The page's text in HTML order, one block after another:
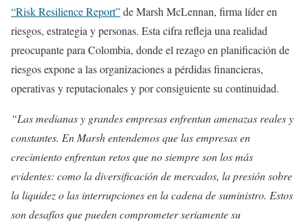
“Risk Resilience Report”de Marsh McLennan, firma líder en
riesgos, estrategia y personas. Esta cifra refleja una realidad
preocupante para Colombia, donde el rezago en planificación de
riesgos expone a las organizaciones a pérdidas financieras,
operativas y reputacionales y por consiguiente su continuidad.
“Las medianas y grandes empresas enfrentan amenazas reales y
constantes. En Marsh entendemos que las empresas en
crecimiento enfrentan retos que no siempre son los más
evidentes: como la diversificación de mercados, la presión sobre
la liquidez o las interrupciones en la cadena de suministro. Estos
son desafíos que pueden comprometer seriamente su